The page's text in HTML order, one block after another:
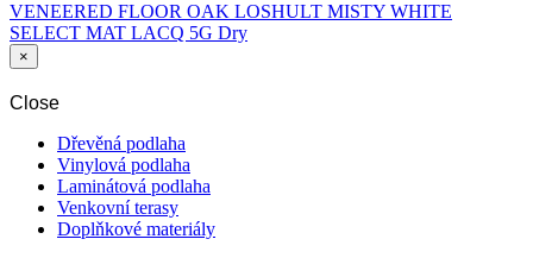
VENEERED FLOOR OAK LOSHULT MISTY WHITE
SELECT MAT LACQ 5G Dry
×
Close
Dřevěná podlaha
Vinylová podlaha
Laminátová podlaha
Venkovní terasy
Doplňkové materiály